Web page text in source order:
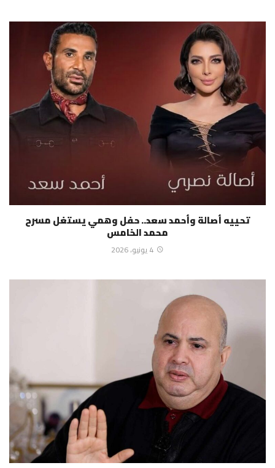
تحييه أصالة وأحمد سعد.. حفل وهمي يستغل مسرح
محمد الخامس
4 يونيو، 2026